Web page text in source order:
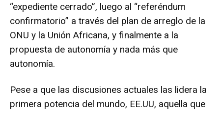
“expediente cerrado”, luego al “referéndum
confirmatorio” a través del plan de arreglo de la
ONU y la Unión Africana, y finalmente a la
propuesta de autonomía y nada más que
autonomía.
Pese a que las discusiones actuales las lidera la
primera potencia del mundo, EE.UU, aquella que